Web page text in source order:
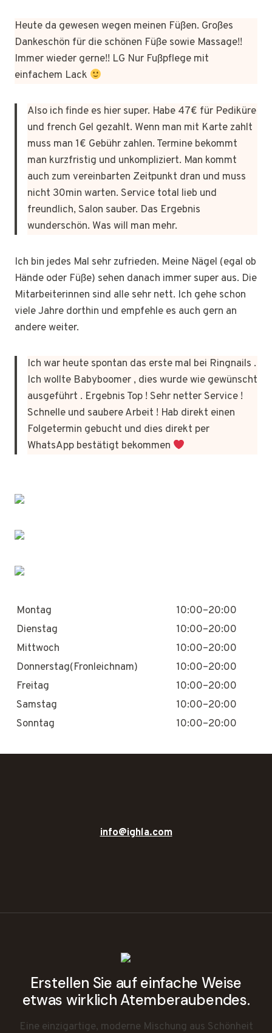
Heute da gewesen wegen meinen Füßen. Großes
Dankeschön für die schönen Füße sowie Massage!!
Immer wieder gerne!! LG Nur Fußpflege mit
einfachem Lack
Also ich finde es hier super. Habe 47€ für Pediküre
und french Gel gezahlt. Wenn man mit Karte zahlt
muss man 1€ Gebühr zahlen. Termine bekommt
man kurzfristig und unkompliziert. Man kommt
auch zum vereinbarten Zeitpunkt dran und muss
nicht 30min warten. Service total lieb und
freundlich, Salon sauber. Das Ergebnis
wunderschön. Was will man mehr.
Ich bin jedes Mal sehr zufrieden. Meine Nägel (egal ob
Hände oder Füße) sehen danach immer super aus. Die
Mitarbeiterinnen sind alle sehr nett. Ich gehe schon
viele Jahre dorthin und empfehle es auch gern an
andere weiter.
Ich war heute spontan das erste mal bei Ringnails .
Ich wollte Babyboomer , dies wurde wie gewünscht
ausgeführt . Ergebnis Top ! Sehr netter Service !
Schnelle und saubere Arbeit ! Hab direkt einen
Folgetermin gebucht und dies direkt per
WhatsApp bestätigt bekommen
Montag
10:00–20:00
Dienstag
10:00–20:00
Mittwoch
10:00–20:00
Donnerstag(Fronleichnam)
10:00–20:00
Freitag
10:00–20:00
Samstag
10:00–20:00
Sonntag
10:00–20:00
info@ighla.com
Erstellen Sie auf einfache Weise
etwas wirklich Atemberaubendes.
Eine einzigartige, moderne Mischung aus Schönheit